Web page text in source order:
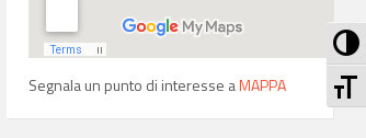
Segnala un punto di interesse aMAPPA